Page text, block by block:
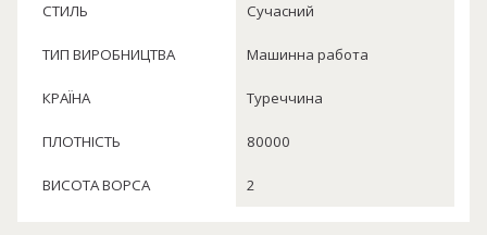
СТИЛЬ Сучасний
ТИП ВИРОБНИЦТВА Машинна работа
КРАЇНА Туреччина
ПЛОТНІСТЬ 80000
ВИСОТА ВОРСА 2